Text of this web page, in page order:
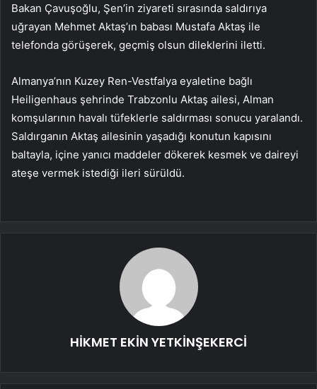
Bakan Çavuşoğlu, Şen’in ziyareti sırasında saldırıya
uğrayan Mehmet Aktaş’ın babası Mustafa Aktaş ile
telefonda görüşerek, geçmiş olsun dileklerini iletti.
Almanya’nın Kuzey Ren-Vestfalya eyaletine bağlı
Heiligenhaus şehrinde Trabzonlu Aktaş ailesi, Alman
komşularının havalı tüfeklerle saldırması sonucu yaralandı.
Saldırganın Aktaş ailesinin yaşadığı konutun kapısını
baltayla, içine yanıcı maddeler dökerek kesmek ve daireyi
ateşe vermek istediği ileri sürüldü.
HİKMET EKİN YETKİNŞEKERCİ